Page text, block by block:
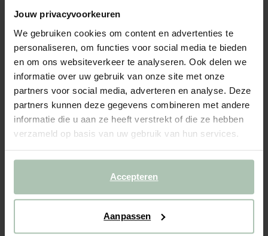
Jouw privacyvoorkeuren
We gebruiken cookies om content en advertenties te
personaliseren, om functies voor social media te bieden
en om ons websiteverkeer te analyseren. Ook delen we
informatie over uw gebruik van onze site met onze
partners voor social media, adverteren en analyse. Deze
partners kunnen deze gegevens combineren met andere
informatie die u aan ze heeft verstrekt of die ze hebben
verzameld op basis van uw gebruik van hun services.
Accepteren
Aanpassen
De zitting kan gebruikt worden als onderdeel van de modulaire
Earl bank in combinatie met andere losse onderdelen. De Earl
bank is kenmerkend door de strakke stoffer...Lees meer
+ opties
2 Stof: Juke Dark green hunter 156 + kleuropties
Levertijd: 8–12 weken
VOEG TOE AAN WINKELMAND